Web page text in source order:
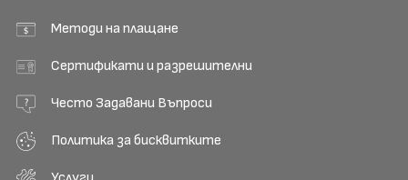
Методи на плащане
Сертификати и разрешителни
Често Задавани Въпроси
Политика за бисквитките